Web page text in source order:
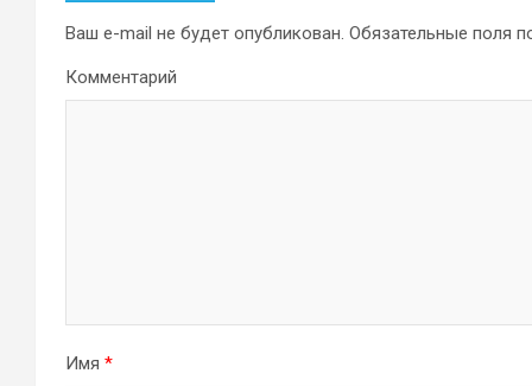
Ваш e-mail не будет опубликован. Обязательные поля
Комментарий
Имя *